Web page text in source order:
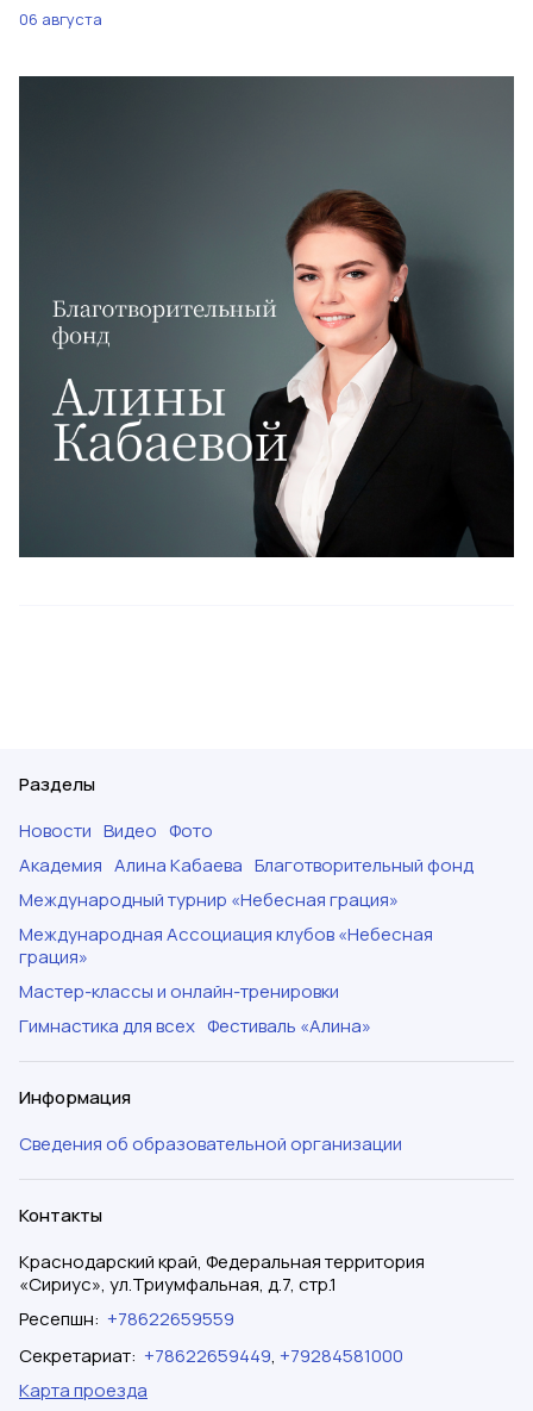
06 августа
Разделы
Новости Видео Фото
Академия Алина Кабаева Благотворительный фонд
Международный турнир «Небесная грация»
Международная Ассоциация клубов «Небесная
грация»
Мастер-классы и онлайн-тренировки
Гимнастика для всех Фестиваль «Алина»
Информация
Сведения об образовательной организации
Контакты
Краснодарский край, Федеральная территория
«Сириус», ул.Триумфальная, д.7, стр.1
Ресепшн: +78622659559
Секретариат: +78622659449, +79284581000
Карта проезда